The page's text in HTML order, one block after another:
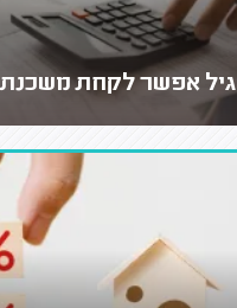
גיל אפשר לקחת